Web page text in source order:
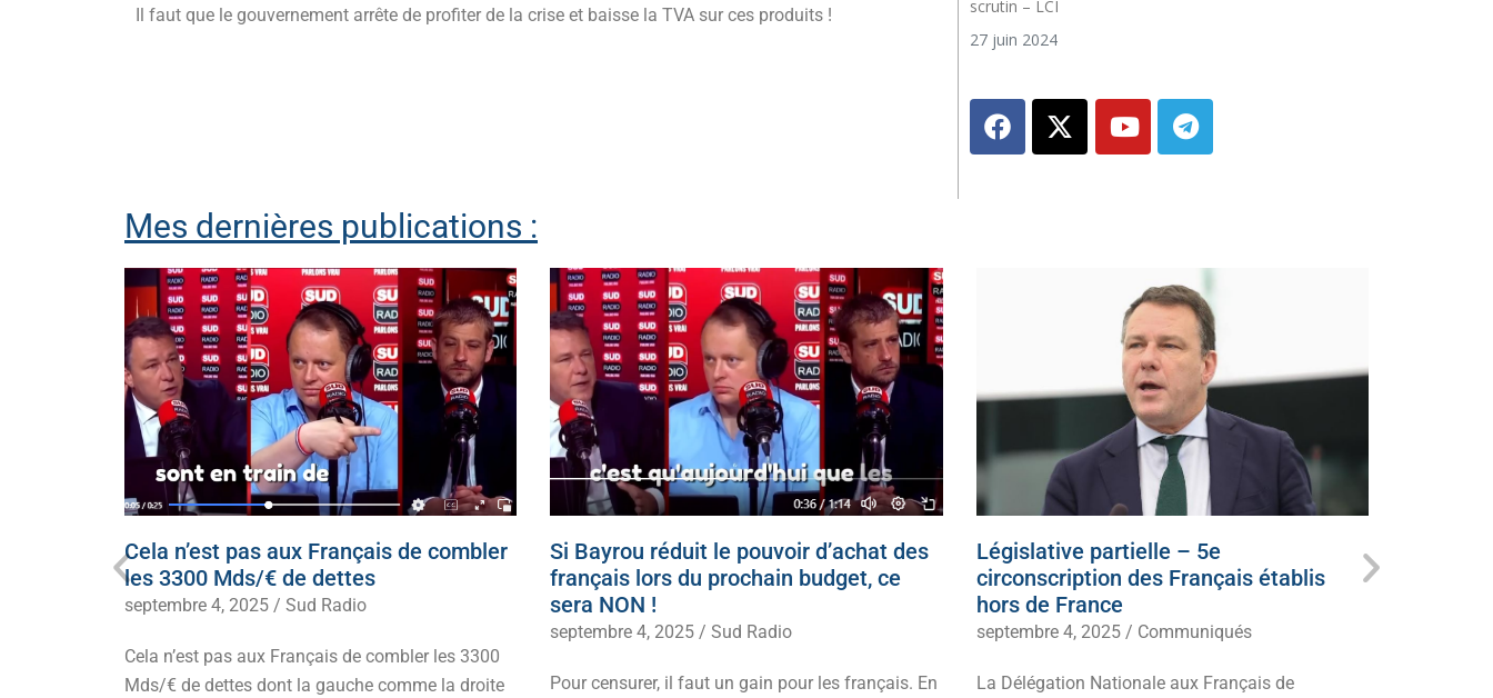
Il faut que le gouvernement arrête de profiter de la crise et baisse la TVA sur ces produits !
scrutin – LCI
27 juin 2024
Mes dernières publications :
Cela n’est pas aux Français de combler
les 3300 Mds/€ de dettes
septembre 4, 2025 / Sud Radio
Cela n’est pas aux Français de combler les 3300
Mds/€ de dettes dont la gauche comme la droite
Si Bayrou réduit le pouvoir d’achat des
français lors du prochain budget, ce
sera NON !
septembre 4, 2025 / Sud Radio
Pour censurer, il faut un gain pour les français. En
Législative partielle – 5e
circonscription des Français établis
hors de France
septembre 4, 2025 / Communiqués
La Délégation Nationale aux Français de